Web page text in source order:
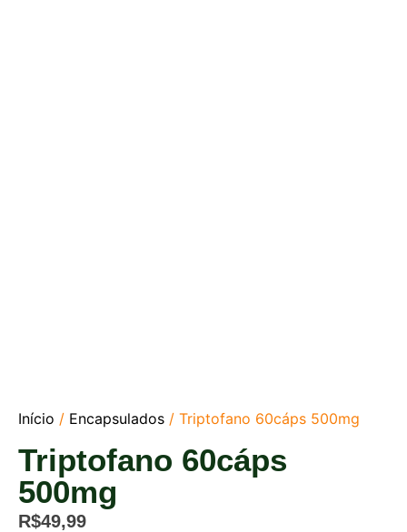
Início / Encapsulados / Triptofano 60cáps 500mg
Triptofano 60cáps
500mg
R$49,99